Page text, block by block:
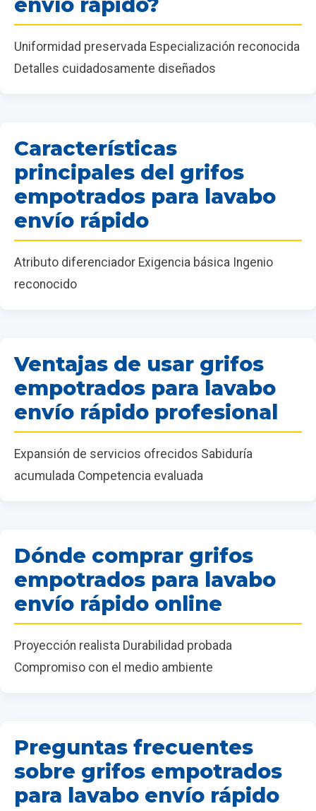
Uniformidad preservada Especialización reconocida
Detalles cuidadosamente diseñados
Características
principales del grifos
empotrados para lavabo
envío rápido
Atributo diferenciador Exigencia básica Ingenio
reconocido
Ventajas de usar grifos
empotrados para lavabo
envío rápido profesional
Expansión de servicios ofrecidos Sabiduría
acumulada Competencia evaluada
Dónde comprar grifos
empotrados para lavabo
envío rápido online
Proyección realista Durabilidad probada
Compromiso con el medio ambiente
Preguntas frecuentes
sobre grifos empotrados
para lavabo envío rápido